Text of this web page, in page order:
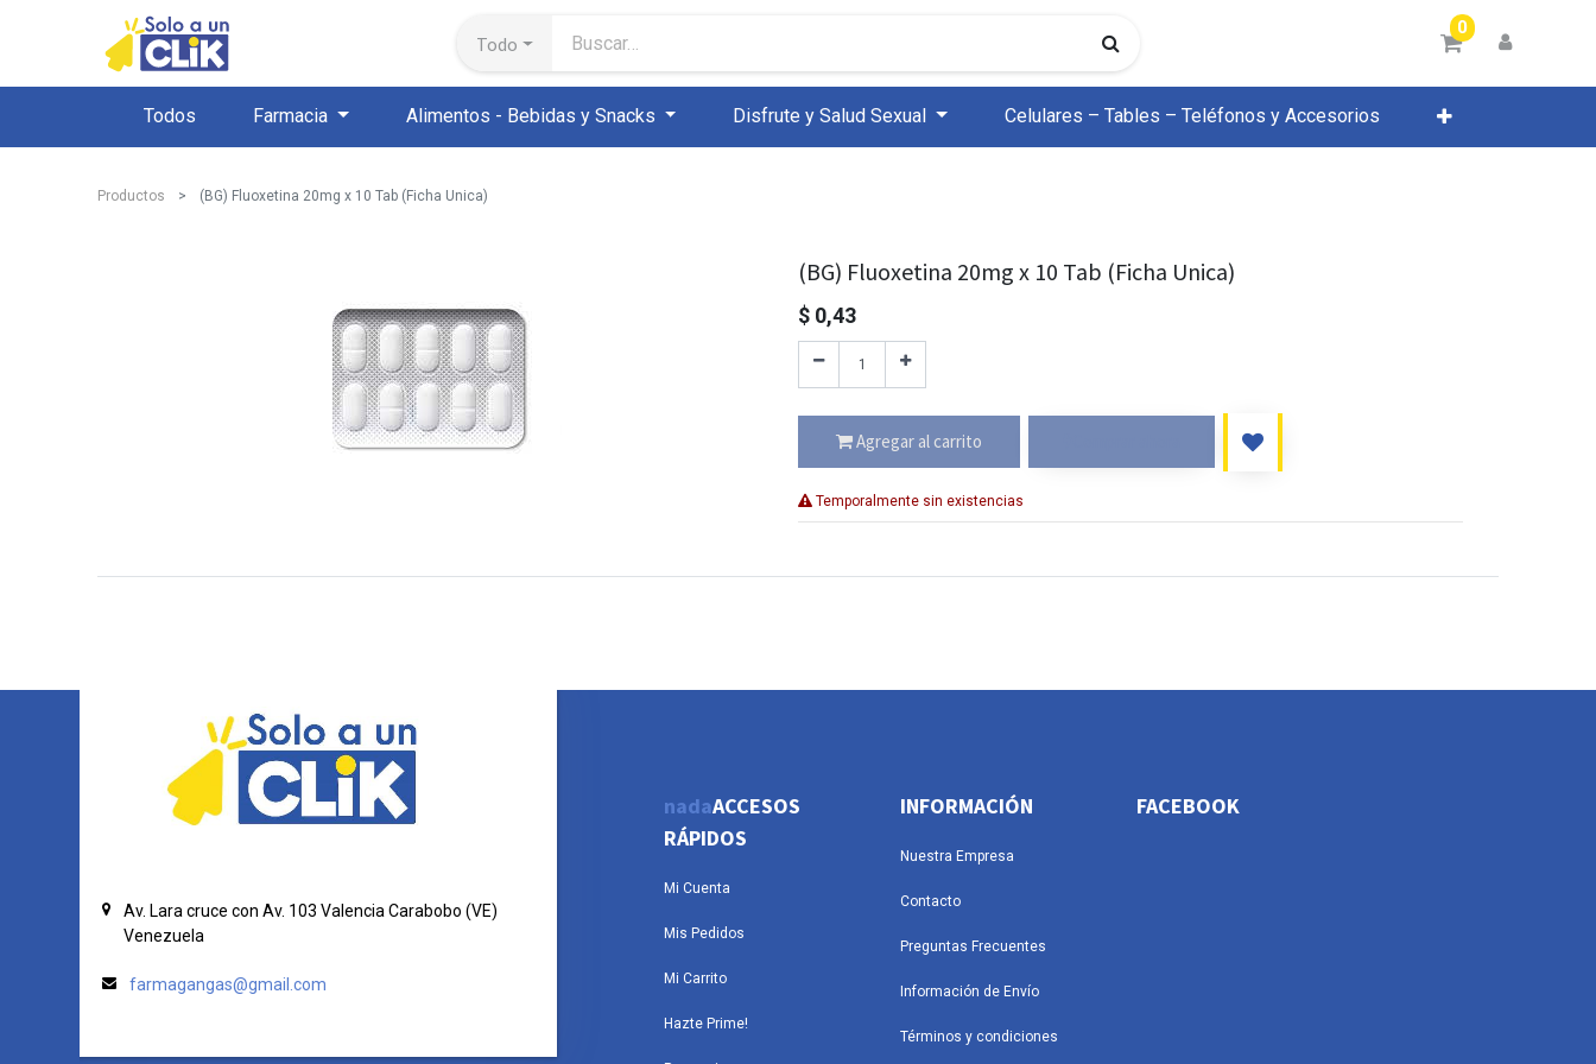
Todo
0
Todos Farmacia Alimentos - Bebidas y Snacks Disfrute y Salud Sexual Celulares – Tables – Teléfonos y Accesorios
Productos (BG) Fluoxetina 20mg x 10 Tab (Ficha Unica)
(BG) Fluoxetina 20mg x 10 Tab (Ficha Unica)
$ 0,43
Agregar al carrito
Temporalmente sin existencias
Av. Lara cruce con Av. 103 Valencia Carabobo (VE)
Venezuela
farmagangas@gmail.com
nadaACCESOS
RÁPIDOS
Mi Cuenta
Mis Pedidos
Mi Carrito
Hazte Prime!
INFORMACIÓN
Nuestra Empresa
Contacto
Preguntas Frecuentes
Información de Envío
Términos y condiciones
FACEBOOK